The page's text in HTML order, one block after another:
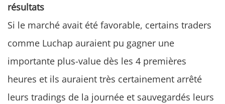
résultats
Si le marché avait été favorable, certains traders
comme Luchap auraient pu gagner une
importante plus-value dès les 4 premières
heures et ils auraient très certainement arrêté
leurs tradings de la journée et sauvegardés leurs